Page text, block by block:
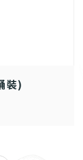
裝)